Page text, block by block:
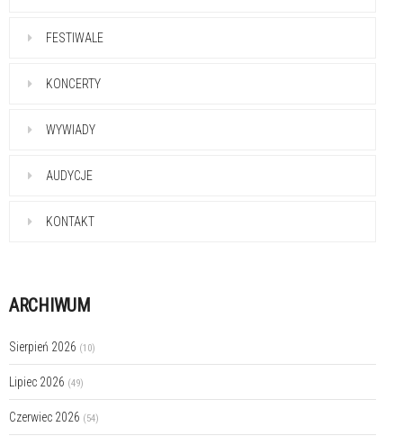
FESTIWALE
KONCERTY
WYWIADY
AUDYCJE
KONTAKT
ARCHIWUM
Sierpień 2026 (10)
Lipiec 2026 (49)
Czerwiec 2026 (54)